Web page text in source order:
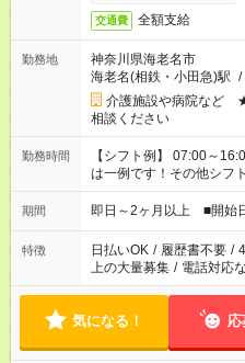
交通費 全額支給
勤務地
神奈川県海老名市
海老名(相鉄・小田急)駅 /
介護施設や病院など
相談ください
勤務時間
【シフト例】 07:00～
は一例です！その他シフ
期間 即日～2ヶ月以上 ■開始
特徴 日払いOK / 履歴書不要 /
上の大量募集 / 電話対応
気になる！ 応